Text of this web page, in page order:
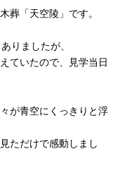
葬「天空陵」です。
りましたが、
ていたので、見学当日
が青空にくっきりと浮
ただけで感動しまし